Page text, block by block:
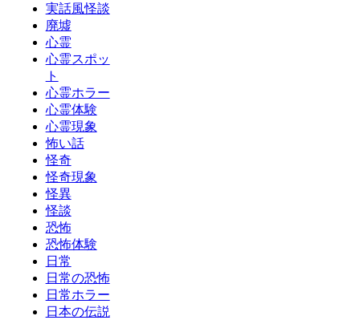
実話風怪談
廃墟
心霊
心霊スポッ
ト
心霊ホラー
心霊体験
心霊現象
怖い話
怪奇
怪奇現象
怪異
怪談
恐怖
恐怖体験
日常
日常の恐怖
日常ホラー
日本の伝説